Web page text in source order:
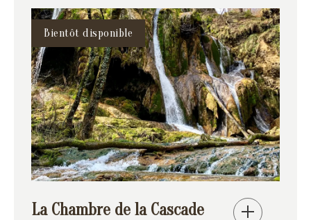
Bientôt disponible
La Chambre de la Cascade